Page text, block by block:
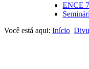
ENCE
Você está aqui: Início